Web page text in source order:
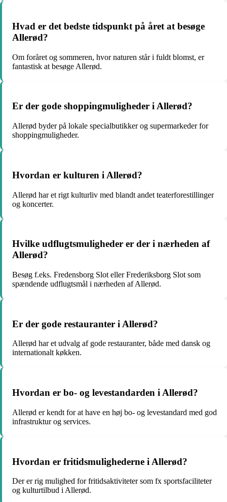
Hvad er det bedste tidspunkt på året at besøge
Allerød?
Om foråret og sommeren, hvor naturen står i fuldt blomst, er
fantastisk at besøge Allerød.
Er der gode shoppingmuligheder i Allerød?
Allerød byder på lokale specialbutikker og supermarkeder for
shoppingmuligheder.
Hvordan er kulturen i Allerød?
Allerød har et rigt kulturliv med blandt andet teaterforestillinger
og koncerter.
Hvilke udflugtsmuligheder er der i nærheden af
Allerød?
Besøg f.eks. Fredensborg Slot eller Frederiksborg Slot som
spændende udflugtsmål i nærheden af Allerød.
Er der gode restauranter i Allerød?
Allerød har et udvalg af gode restauranter, både med dansk og
internationalt køkken.
Hvordan er bo- og levestandarden i Allerød?
Allerød er kendt for at have en høj bo- og levestandard med god
infrastruktur og services.
Hvordan er fritidsmulighederne i Allerød?
Der er rig mulighed for fritidsaktiviteter som fx sportsfaciliteter
og kulturtilbud i Allerød.